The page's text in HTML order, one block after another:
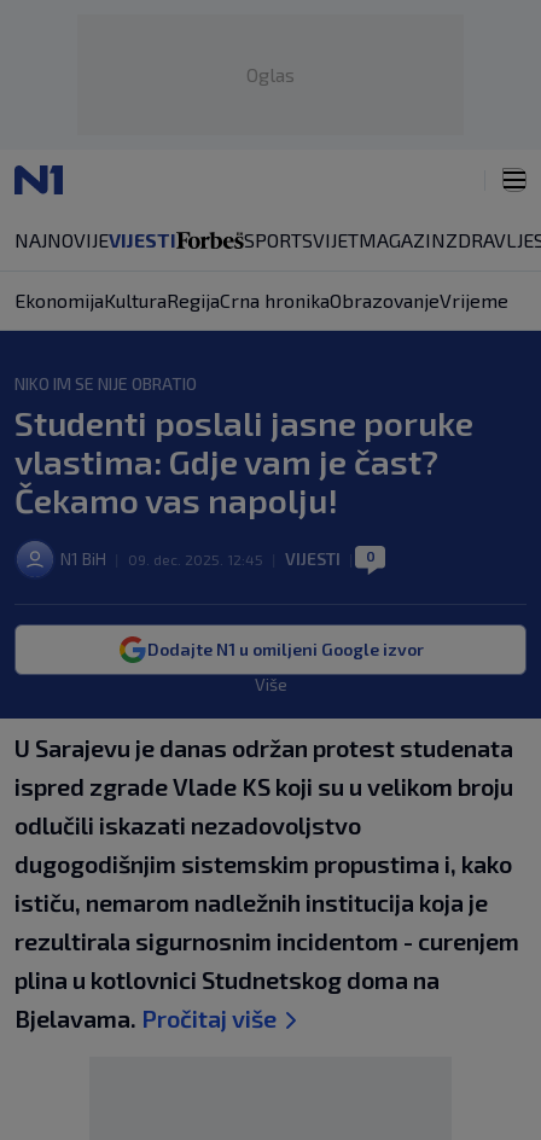
Oglas
NAJNOVIJEVIJESTI SPORTSVIJETMAGAZINZDRAVLJE
EkonomijaKulturaRegijaCrna hronikaObrazovanjeVrijeme
NIKO IM SE NIJE OBRATIO
Studenti poslali jasne poruke
vlastima: Gdje vam je čast?
Čekamo vas napolju!
N1 BiH 09. dec. 2025. 12:45 VIJESTI 0
Dodajte N1 u omiljeni Google izvor
Više
U Sarajevu je danas održan protest studenata
ispred zgrade Vlade KS koji su u velikom broju
odlučili iskazati nezadovoljstvo
dugogodišnjim sistemskim propustima i, kako
ističu, nemarom nadležnih institucija koja je
rezultirala sigurnosnim incidentom - curenjem
plina u kotlovnici Studnetskog doma na
Bjelavama. Pročitaj više